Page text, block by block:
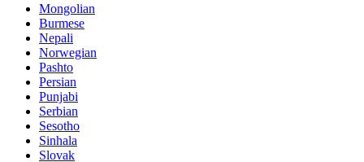
Mongolian
Burmese
Nepali
Norwegian
Pashto
Persian
Punjabi
Serbian
Sesotho
Sinhala
Slovak